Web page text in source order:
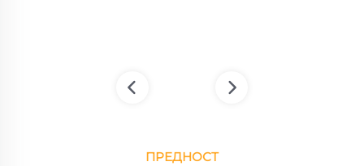
ПРЕДНОСТ